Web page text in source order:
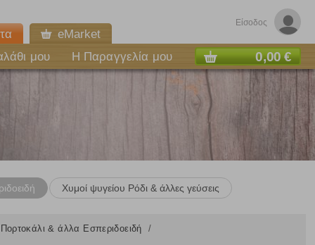
Είσοδος
eMarket
μου Η Παραγγελία μου 0,00 €
Χυμοί ψυγείου Ρόδι & άλλες γεύσεις
& άλλα Εσπεριδοειδή